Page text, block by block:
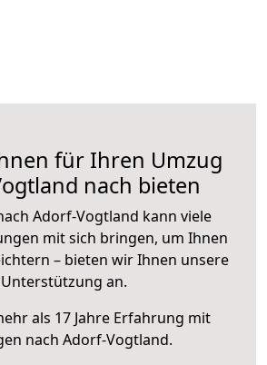
für Ihren Umzug
nach bieten
Adorf-Vogtland kann viele
mit sich bringen, um Ihnen
– bieten wir Ihnen unsere
Unterstützung an.
als 17 Jahre Erfahrung mit
nach Adorf-Vogtland.